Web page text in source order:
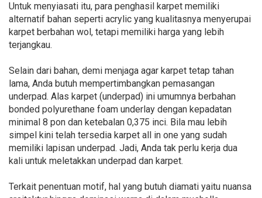
Untuk menyiasati itu, para penghasil karpet memiliki
alternatif bahan seperti acrylic yang kualitasnya menyerupai
karpet berbahan wol, tetapi memiliki harga yang lebih
terjangkau.
Selain dari bahan, demi menjaga agar karpet tetap tahan
lama, Anda butuh mempertimbangkan pemasangan
underpad. Alas karpet (underpad) ini umumnya berbahan
bonded polyurethane foam underlay dengan kepadatan
minimal 8 pon dan ketebalan 0,375 inci. Bila mau lebih
simpel kini telah tersedia karpet all in one yang sudah
memiliki lapisan underpad. Jadi, Anda tak perlu kerja dua
kali untuk meletakkan underpad dan karpet.
Terkait penentuan motif, hal yang butuh diamati yaitu nuansa